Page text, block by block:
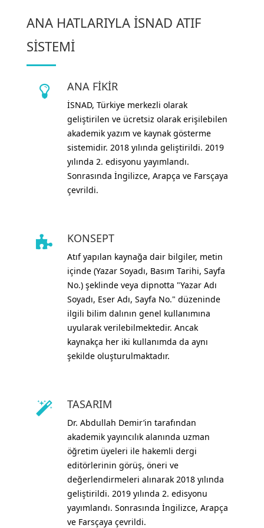
ANA HATLARIYLA İSNAD ATIF
SİSTEMİ
ANA FİKİR
İSNAD, Türkiye merkezli olarak
geliştirilen ve ücretsiz olarak erişilebilen
akademik yazım ve kaynak gösterme
sistemidir. 2018 yılında geliştirildi. 2019
yılında 2. edisyonu yayımlandı.
Sonrasında İngilizce, Arapça ve Farsçaya
çevrildi.
KONSEPT
Atıf yapılan kaynağa dair bilgiler, metin
içinde (Yazar Soyadı, Basım Tarihi, Sayfa
No.) şeklinde veya dipnotta "Yazar Adı
Soyadı, Eser Adı, Sayfa No." düzeninde
ilgili bilim dalının genel kullanımına
uyularak verilebilmektedir. Ancak
kaynakça her iki kullanımda da aynı
şekilde oluşturulmaktadır.
TASARIM
Dr. Abdullah Demir’in tarafından
akademik yayıncılık alanında uzman
öğretim üyeleri ile hakemli dergi
editörlerinin görüş, öneri ve
değerlendirmeleri alınarak 2018 yılında
geliştirildi. 2019 yılında 2. edisyonu
yayımlandı. Sonrasında İngilizce, Arapça
ve Farsçaya çevrildi.